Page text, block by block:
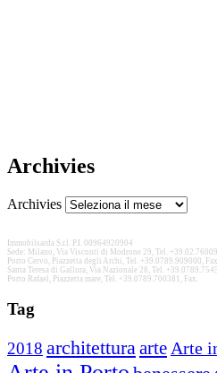
Archivies
Archivies
Immobilsarda S.r.l. P.I. 00964920904
Sede: Milano, Via Visconti di Modrone 29, Tel.
Porto Cervo, Piazzetta degli Archi, Tel. +39.0789.909000,
Santa Teresa di Gallura, Via Nazionale 28, Tel.
Porto Rafael, Piazzetta mare, Tel. +39.0789.700381, Fax.
Tag
2018 architettura arte Arte